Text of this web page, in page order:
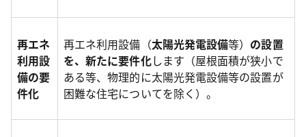
再エネ
利用設
備の要
件化
再エネ利用設備（太陽光発電設備等） の設置
を、新たに要件化します（屋根面積が狭小で
ある等、物理的に太陽光発電設備等の設置が
困難な住宅についてを除く）。